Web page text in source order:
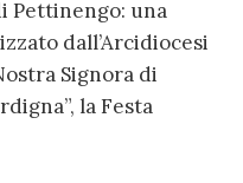
Pettinengo: una
dall’Arcidiocesi
Signora di
la Festa